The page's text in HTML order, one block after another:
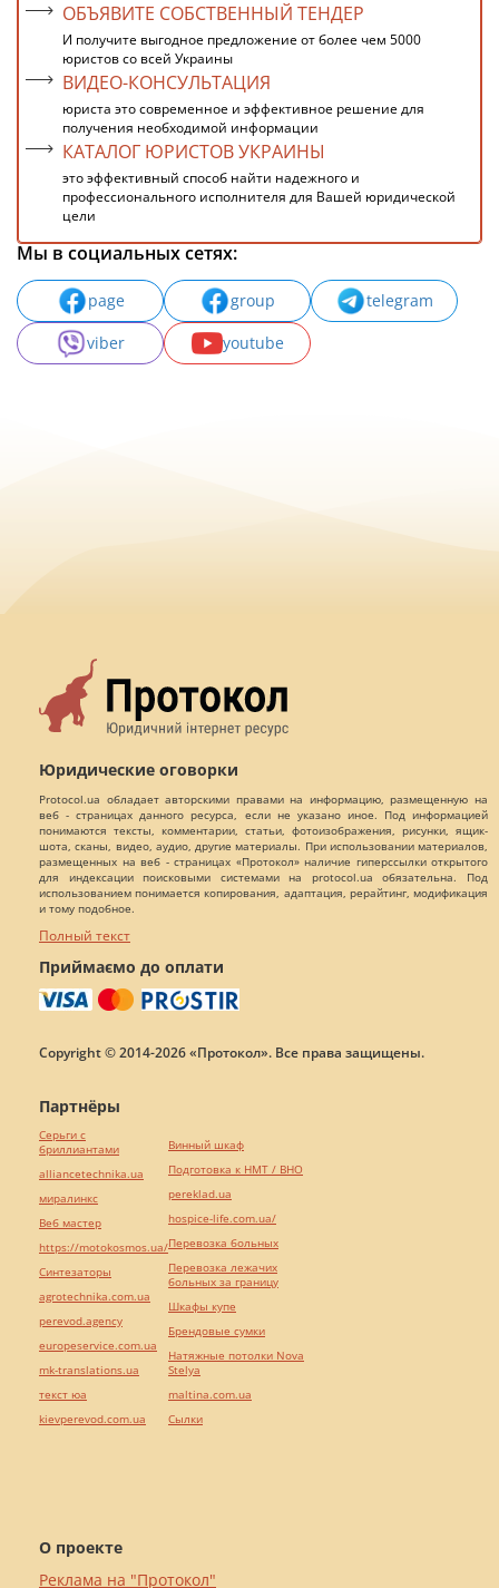
ОБЪЯВИТЕ СОБСТВЕННЫЙ ТЕНДЕР
И получите выгодное предложение от более чем 5000
юристов со всей Украины
ВИДЕО-КОНСУЛЬТАЦИЯ
юриста это современное и эффективное решение для
получения необходимой информации
КАТАЛОГ ЮРИСТОВ УКРАИНЫ
это эффективный способ найти надежного и
профессионального исполнителя для Вашей юридической
цели
Мы в социальных сетях:
page group
telegram
viber
youtube
Юридические оговорки
Protocol.ua обладает авторскими правами на информацию, размещенную на
веб - страницах данного ресурса, если не указано иное. Под информацией
понимаются тексты, комментарии, статьи, фотоизображения, рисунки, ящик-
шота, сканы, видео, аудио, другие материалы. При использовании материалов,
размещенных на веб - страницах «Протокол» наличие гиперссылки открытого
для индексации поисковыми системами на protocol.ua обязательна. Под
использованием понимается копирования, адаптация, рерайтинг, модификация
и тому подобное.
Полный текст
Приймаємо до оплати
Copyright © 2014-2026 «Протокол». Все права защищены.
О проекте
Реклама на "Протокол"
Партнёры
Серьги с
бриллиантами
alliancetechnika.ua
миралинкс
Веб мастер
https://motokosmos.ua/
Синтезаторы
agrotechnika.com.ua
perevod.agency
europeservice.com.ua
mk-translations.ua
текст юа
kievperevod.com.ua
Винный шкаф
Подготовка к НМТ / ВНО
pereklad.ua
hospice-life.com.ua/
Перевозка больных
Перевозка лежачих
больных за границу
Шкафы купе
Брендовые сумки
Натяжные потолки Nova
Stelya
maltina.com.ua
Cылки